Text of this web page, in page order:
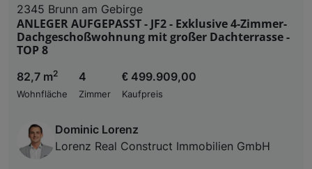
2345 Brunn am Gebirge
ANLEGER AUFGEPASST - JF2 - Exklusive 4-Zimmer-
Dachgeschoßwohnung mit großer Dachterrasse -
TOP 8
82,7 m2
Wohnfläche
4
Zimmer
€ 499.909,00
Kaufpreis
Dominic Lorenz
Lorenz Real Construct Immobilien GmbH